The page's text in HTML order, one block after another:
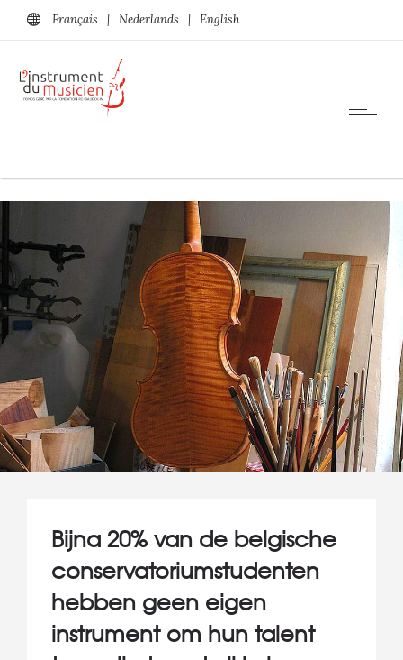
Français | Nederlands | English
Bijna 20% van de belgische
conservatoriumstudenten
hebben geen eigen
instrument om hun talent